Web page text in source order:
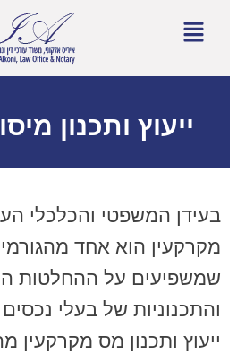
ייעוץ ותכנון
בעידן המשפטי והכלכלי
מקרקעין הוא אחד
שמשפיעים על ההחלטות
והתכנוניות של בעלי
ייעוץ ותכנון מס מקרקעין